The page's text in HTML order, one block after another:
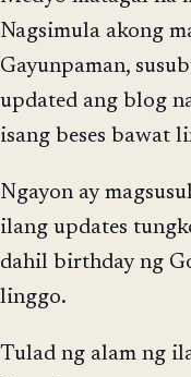
Nagsimula akong
Gayunpaman,
updated ang blog
isang beses bawat
Ngayon ay
ilang updates
dahil birthday ng
linggo.
Tulad ng alam ng